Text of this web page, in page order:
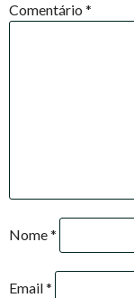
Comentário *
Nome*
Email*